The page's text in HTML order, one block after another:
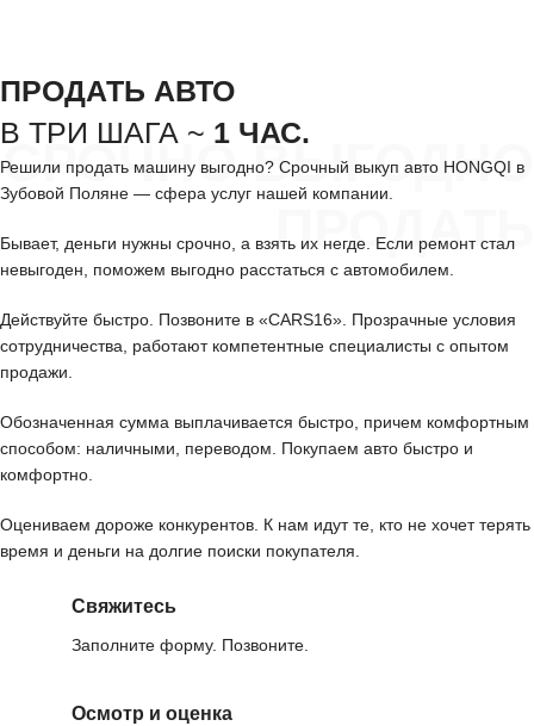
СРОЧНО ВЫГОДНО
ПРОДАТЬ
ПРОДАТЬ АВТО
В ТРИ ШАГА ~ 1 ЧАС.
Решили продать машину выгодно? Срочный выкуп авто HONGQI в
Зубовой Поляне — сфера услуг нашей компании.
Бывает, деньги нужны срочно, а взять их негде. Если ремонт стал
невыгоден, поможем выгодно расстаться с автомобилем.
Действуйте быстро. Позвоните в «CARS16». Прозрачные условия
сотрудничества, работают компетентные специалисты с опытом
продажи.
Обозначенная сумма выплачивается быстро, причем комфортным
способом: наличными, переводом. Покупаем авто быстро и
комфортно.
Оцениваем дороже конкурентов. К нам идут те, кто не хочет терять
время и деньги на долгие поиски покупателя.
Свяжитесь
Заполните форму. Позвоните.
Осмотр и оценка